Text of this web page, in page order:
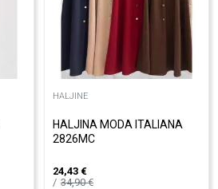
HALJINE
HALJINA MODA ITALIANA
2826MC
24,43 €
34,90€